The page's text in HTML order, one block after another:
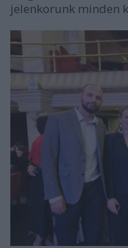
jelenkorunk minden